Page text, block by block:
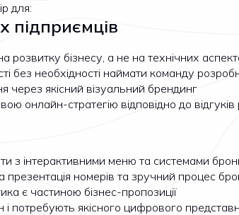
для:
підприємців
розвитку бізнесу, а не на технічних
без необхідності наймати команду
через якісний візуальний брендинг
онлайн-стратегію відповідно до відгуків
з інтерактивними меню та системами
презентація номерів та зручний процес
є частиною бізнес-пропозиції
потребують якісного цифрового